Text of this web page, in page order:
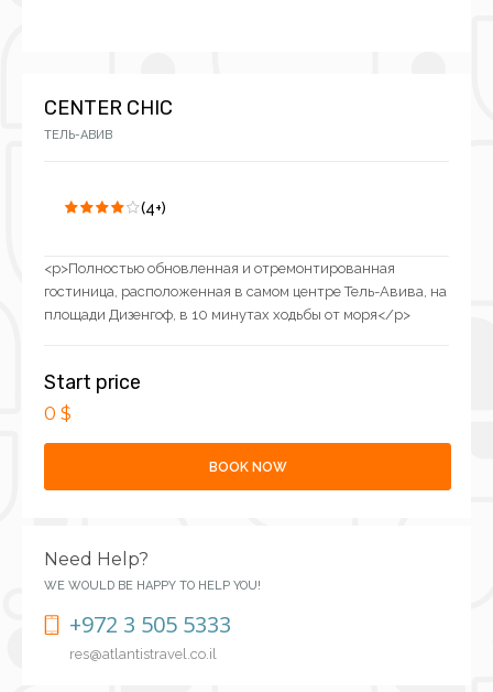
CENTER CHIC
ТЕЛЬ-АВИВ
(4+)
<p>Полностью обновленная и отремонтированная
гостиница, расположенная в самом центре Тель-Авива, на
площади Дизенгоф, в 10 минутах ходьбы от моря</p>
Start price
0 $
BOOK NOW
Need Help?
WE WOULD BE HAPPY TO HELP YOU!
+972 3 505 5333
res@atlantistravel.co.il